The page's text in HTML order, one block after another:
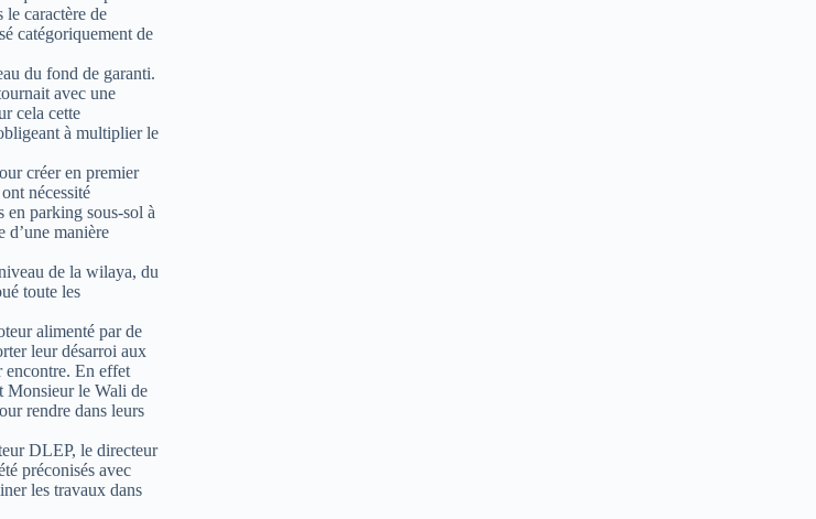
caractère de
catégoriquement de
du fond de garanti.
avec une
cela cette
à multiplier le
créer en premier
nécessité
en parking sous-sol à
d’une manière
de la wilaya, du
toute les
alimenté par de
leur désarroi aux
encontre. En effet
Monsieur le Wali de
rendre dans leurs
DLEP, le directeur
préconisés avec
les travaux dans